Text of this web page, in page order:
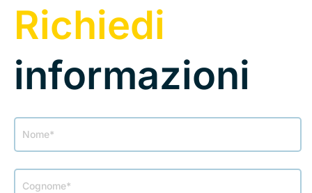
Richiedi
informazioni
Contatti
landing